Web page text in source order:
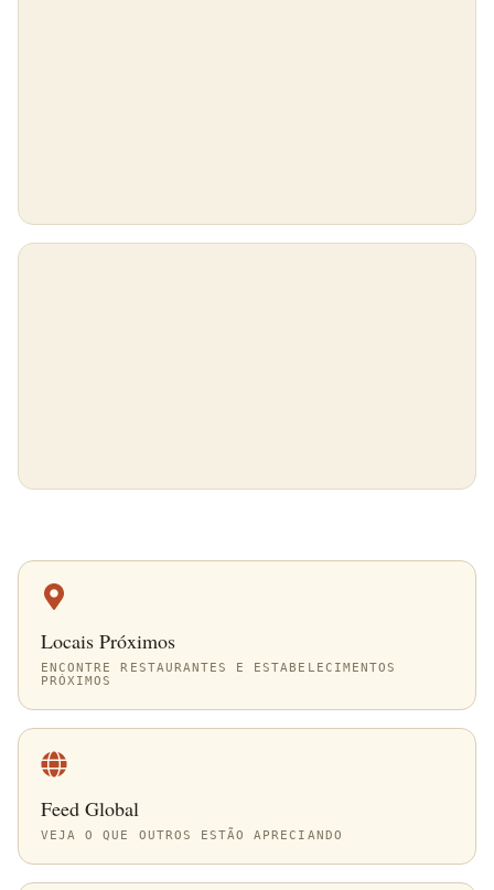
Locais Próximos
ENCONTRE RESTAURANTES E ESTABELECIMENTOS
PRÓXIMOS
Feed Global
VEJA O QUE OUTROS ESTÃO APRECIANDO